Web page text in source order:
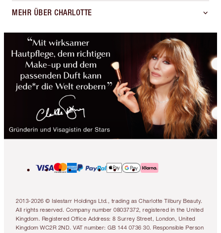
MEHR ÜBER CHARLOTTE
2013-2026 © Islestarr Holdings Ltd., trading as Charlotte Tilbury Beauty.
All rights reserved. Company number 08037372, registered in the United
Kingdom. Registered Office Address: 8 Surrey Street, London, United
Kingdom WC2R 2ND. VAT number: GB 144 0736 30. Responsible Person